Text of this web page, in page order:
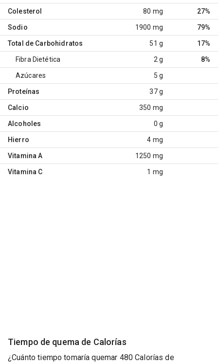
Colesterol 80 mg 27%
Sodio 1900 mg 79%
Total de Carbohidratos 51 g 17%
Fibra Dietética 2 g 8%
Azúcares 5 g
Proteínas 37 g
Calcio 350 mg
Alcoholes 0 g
Hierro 4 mg
Vitamina A 1250 mg
Vitamina C 1 mg
Tiempo de quema de Calorías
¿Cuánto tiempo tomaría quemar 480 Calorías de